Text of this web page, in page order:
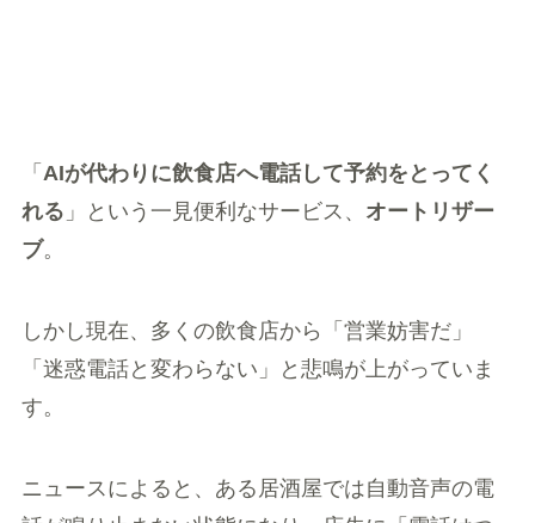
「 AIが代わりに飲食店へ電話して予約をとってく
れる 」という一見便利なサービス、 オートリザー
ブ。
しかし現在、多くの飲食店から「営業妨害だ」
「迷惑電話と変わらない」と悲鳴が上がっていま
す。
ニュースによると、ある居酒屋では自動音声の電